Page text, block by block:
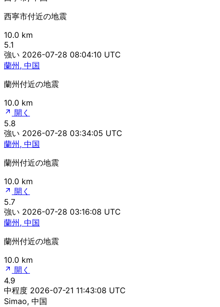
西寧市付近の地震
10.0 km
5.1
強い 2026-07-28 08:04:10 UTC
蘭州, 中国
蘭州付近の地震
10.0 km
開く
5.8
強い 2026-07-28 03:34:05 UTC
蘭州, 中国
蘭州付近の地震
10.0 km
開く
5.7
強い 2026-07-28 03:16:08 UTC
蘭州, 中国
蘭州付近の地震
10.0 km
開く
4.9
中程度 2026-07-21 11:43:08 UTC
Simao, 中国